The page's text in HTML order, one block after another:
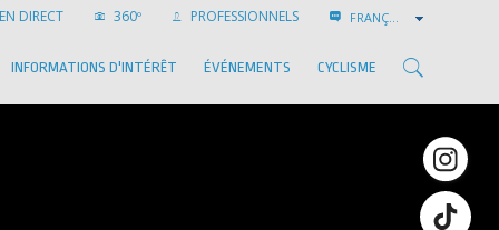
DIRECT 360º PROFESSIONNELS FRANÇAIS
INFORMATIONS D'INTÉRÊT ÉVÉNEMENTS CYCLISME